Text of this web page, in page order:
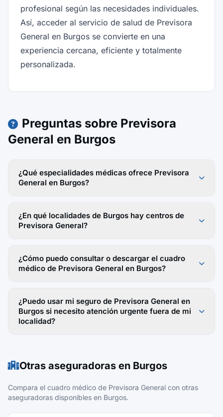
profesional según las necesidades individuales.
Así, acceder al servicio de salud de Previsora
General en Burgos se convierte en una
experiencia cercana, eficiente y totalmente
personalizada.
Preguntas sobre Previsora
General en Burgos
¿Qué especialidades médicas ofrece Previsora
General en Burgos?
¿En qué localidades de Burgos hay centros de
Previsora General?
¿Cómo puedo consultar o descargar el cuadro
médico de Previsora General en Burgos?
¿Puedo usar mi seguro de Previsora General en
Burgos si necesito atención urgente fuera de mi
localidad?
Otras aseguradoras en Burgos
Compara el cuadro médico de Previsora General con otras
aseguradoras disponibles en Burgos.